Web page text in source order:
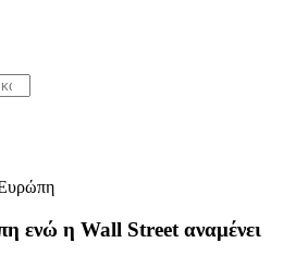
ενώ η Wall Street αναμένει